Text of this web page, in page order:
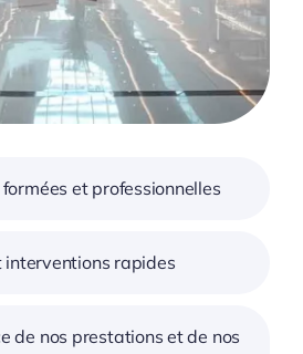
et professionnelles
interventions rapides
de nos prestations et de nos